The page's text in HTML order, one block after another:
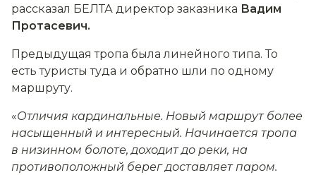
рассказал БЕЛТА директор заказника Вадим
Протасевич.
Предыдущая тропа была линейного типа. То
есть туристы туда и обратно шли по одному
маршруту.
«Отличия кардинальные. Новый маршрут более
насыщенный и интересный. Начинается тропа
в низинном болоте, доходит до реки, на
противоположный берег доставляет паром.